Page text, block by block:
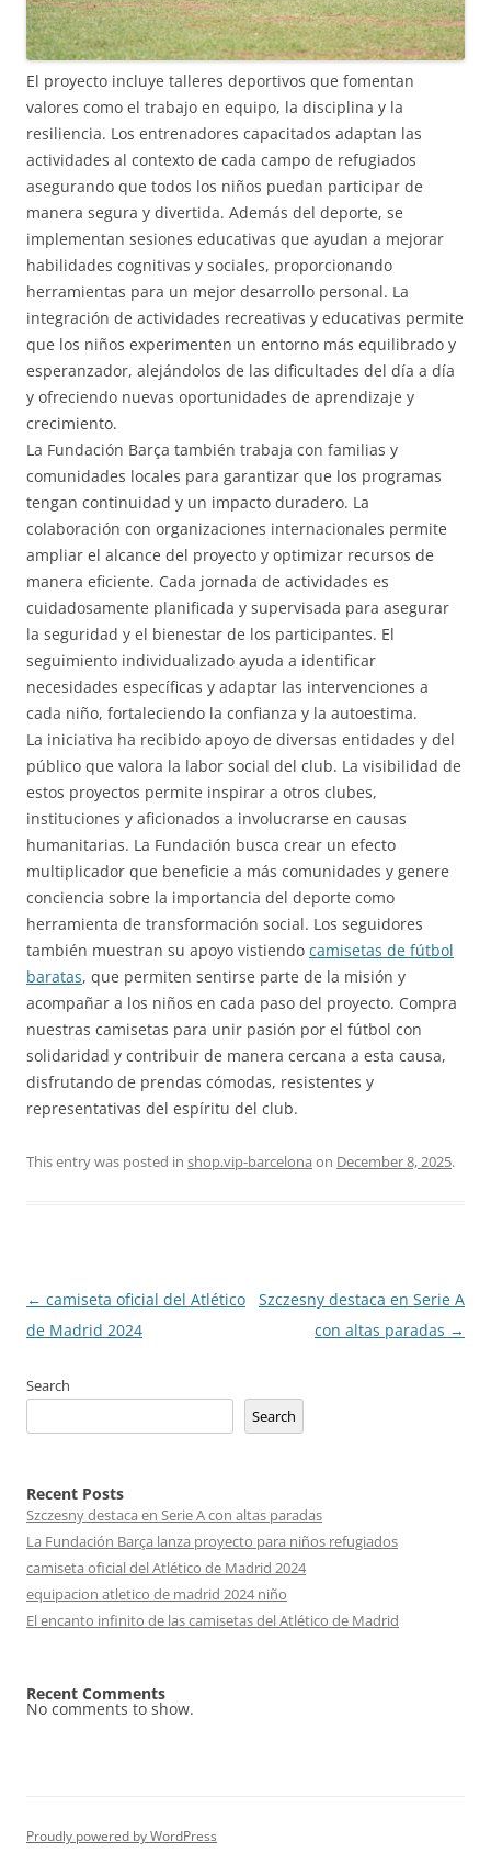
El proyecto incluye talleres deportivos que fomentan
valores como el trabajo en equipo, la disciplina y la
resiliencia. Los entrenadores capacitados adaptan las
actividades al contexto de cada campo de refugiados
asegurando que todos los niños puedan participar de
manera segura y divertida. Además del deporte, se
implementan sesiones educativas que ayudan a mejorar
habilidades cognitivas y sociales, proporcionando
herramientas para un mejor desarrollo personal. La
integración de actividades recreativas y educativas permite
que los niños experimenten un entorno más equilibrado y
esperanzador, alejándolos de las dificultades del día a día
y ofreciendo nuevas oportunidades de aprendizaje y
crecimiento.
La Fundación Barça también trabaja con familias y
comunidades locales para garantizar que los programas
tengan continuidad y un impacto duradero. La
colaboración con organizaciones internacionales permite
ampliar el alcance del proyecto y optimizar recursos de
manera eficiente. Cada jornada de actividades es
cuidadosamente planificada y supervisada para asegurar
la seguridad y el bienestar de los participantes. El
seguimiento individualizado ayuda a identificar
necesidades específicas y adaptar las intervenciones a
cada niño, fortaleciendo la confianza y la autoestima.
La iniciativa ha recibido apoyo de diversas entidades y del
público que valora la labor social del club. La visibilidad de
estos proyectos permite inspirar a otros clubes,
instituciones y aficionados a involucrarse en causas
humanitarias. La Fundación busca crear un efecto
multiplicador que beneficie a más comunidades y genere
conciencia sobre la importancia del deporte como
herramienta de transformación social. Los seguidores
también muestran su apoyo vistiendo camisetas de fútbol
baratas, que permiten sentirse parte de la misión y
acompañar a los niños en cada paso del proyecto. Compra
nuestras camisetas para unir pasión por el fútbol con
solidaridad y contribuir de manera cercana a esta causa,
disfrutando de prendas cómodas, resistentes y
representativas del espíritu del club.
This entry was posted in shop.vip-barcelona on December 8, 2025.
Post
navigation
← camiseta oficial del Atlético
de Madrid 2024
Szczesny destaca en Serie A
con altas paradas →
Search
Search
Recent Posts
Szczesny destaca en Serie A con altas paradas
La Fundación Barça lanza proyecto para niños refugiados
camiseta oficial del Atlético de Madrid 2024
equipacion atletico de madrid 2024 niño
El encanto infinito de las camisetas del Atlético de Madrid
Recent Comments
No comments to show.
Proudly powered by WordPress